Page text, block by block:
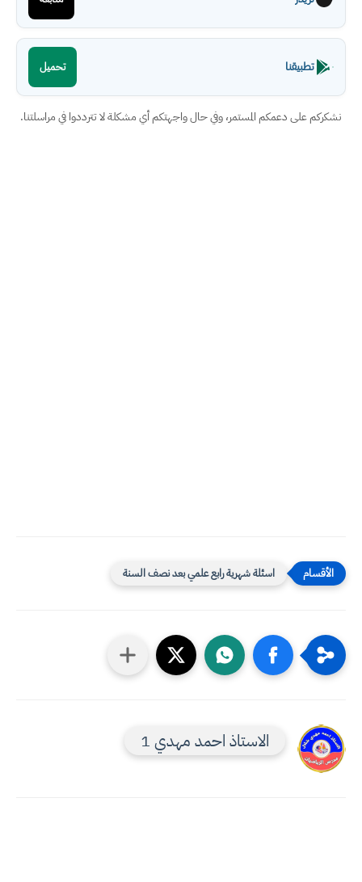
تطبيقنا تحميل
نشكركم على دعمكم المستمر، وفي حال واجهتكم أي مشكلة لا تترددوا في مراسلتنا.
اسئلة شهرية رابع علمي بعد نصف السنة
الاستاذ احمد مهدي 1